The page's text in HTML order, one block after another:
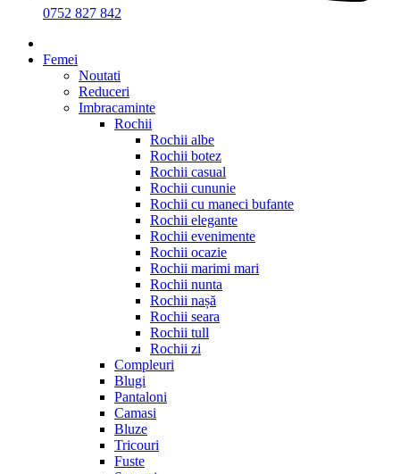
0752 827 842
Femei
Noutati
Reduceri
Imbracaminte
Rochii
Rochii albe
Rochii botez
Rochii casual
Rochii cununie
Rochii cu maneci bufante
Rochii elegante
Rochii evenimente
Rochii ocazie
Rochii marimi mari
Rochii nunta
Rochii nașă
Rochii seara
Rochii tull
Rochii zi
Compleuri
Blugi
Pantaloni
Camasi
Bluze
Tricouri
Fuste